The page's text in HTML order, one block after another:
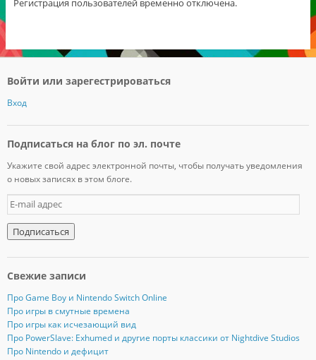
Регистрация пользователей временно отключена.
Войти или зарегестрироваться
Вход
Подписаться на блог по эл. почте
Укажите свой адрес электронной почты, чтобы получать уведомления
о новых записях в этом блоге.
E
-
m
a
i
а
д
р
е
с
Свежие записи
Про Game Boy и Nintendo Switch Online
Про игры в смутные времена
Про игры как исчезающий вид
Про PowerSlave: Exhumed и другие порты классики от Nightdive Studios
Про Nintendo и дефицит